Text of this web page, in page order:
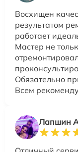
Восхищен
результатом
работает
Мастер не
Обязательно
Всем
Лапшин